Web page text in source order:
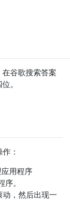
谷歌搜索答案
。
：
用程序
。
，然后出现一